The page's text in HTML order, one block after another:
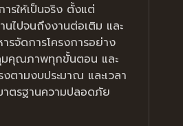
ารให้เป็นจริง ตั้งแต่
นไปจนถึงงานต่อเติม และ
รจัดการโครงการอย่าง
คุณภาพทุกขั้นตอน และ
ตามงบประมาณ และเวลา
ตรฐานความปลอดภัย